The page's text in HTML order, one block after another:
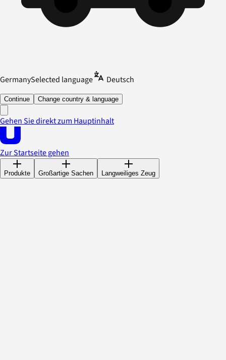
GermanySelected language Deutsch
Continue Change country & language
Gehen Sie direkt zum Hauptinhalt
Zur Startseite gehen
Produkte Großartige Sachen Langweiliges Zeug